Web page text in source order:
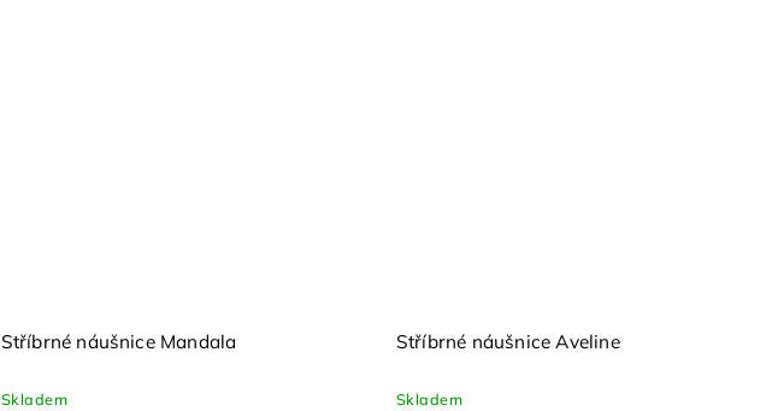
Stříbrné náušnice Mandala
Skladem
Stříbrné náušnice Aveline
Skladem